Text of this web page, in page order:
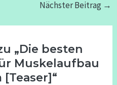
Nächster Beitrag →
„Die besten
Muskelaufbau